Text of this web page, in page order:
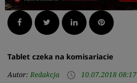
Facebook Twitter LinkedInPinterest
Tablet czeka na komisariacie
Autor: Redakcja access_time 10.07.2018 08:17